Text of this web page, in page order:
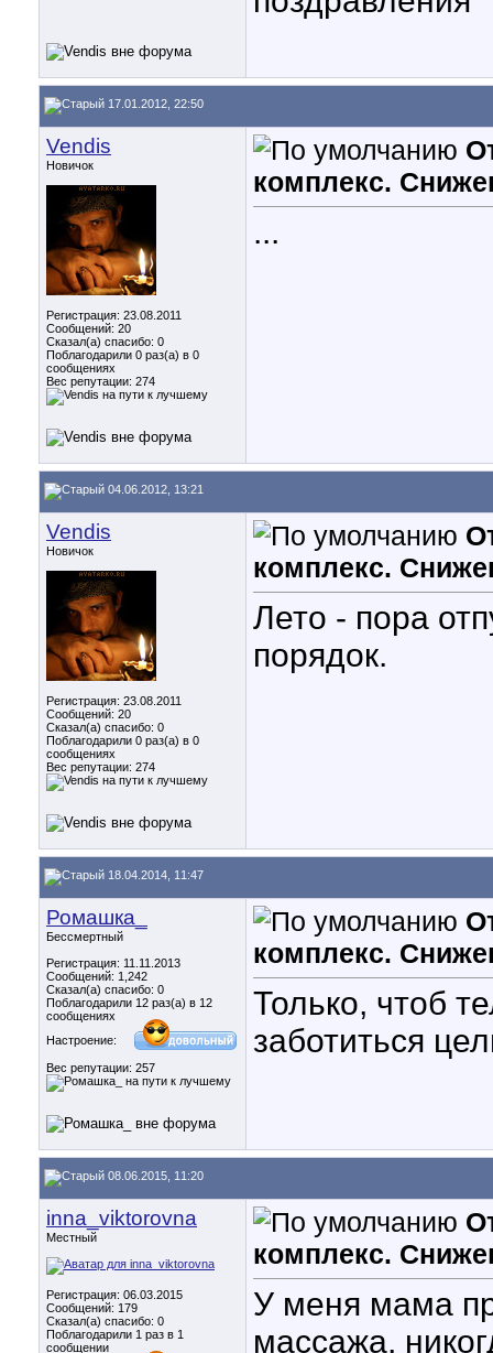
17.01.2012, 22:50
Vendis
Новичок
Регистрация: 23.08.2011
Сообщений: 20
Сказал(а) спасибо: 0
Поблагодарили 0 раз(а) в 0
сообщениях
Вес репутации: 274
комплекс.
...
04.06.2012, 13:21
Vendis
Новичок
Регистрация: 23.08.2011
Сообщений: 20
Сказал(а) спасибо: 0
Поблагодарили 0 раз(а) в 0
сообщениях
Вес репутации: 274
комплекс.
Лето - пора
порядок.
18.04.2014, 11:47
Ромашка_
Бессмертный
Регистрация: 11.11.2013
Сообщений: 1,242
Сказал(а) спасибо: 0
Поблагодарили 12 раз(а) в 12
сообщениях
Настроение:
Вес репутации: 257
комплекс.
Только, чтоб
заботиться
08.06.2015, 11:20
inna_viktorovna
Местный
Регистрация: 06.03.2015
Сообщений: 179
Сказал(а) спасибо: 0
Поблагодарили 1 раз в 1
сообщении
комплекс.
У меня мама
массажа,